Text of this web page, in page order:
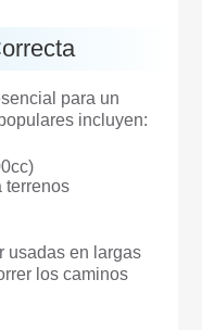
para un
incluyen:
terrenos
usadas en largas
los caminos